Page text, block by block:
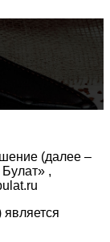
(далее –
,